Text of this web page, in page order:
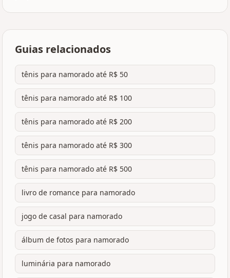
Guias relacionados
tênis para namorado até R$ 50
tênis para namorado até R$ 100
tênis para namorado até R$ 200
tênis para namorado até R$ 300
tênis para namorado até R$ 500
livro de romance para namorado
jogo de casal para namorado
álbum de fotos para namorado
luminária para namorado